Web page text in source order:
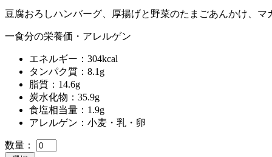
豆腐おろしハンバーグ、厚揚げと野菜のたまごあんかけ、マ
一食分の栄養価・アレルゲン
エネルギー：304kcal
タンパク質：8.1g
脂質：14.6g
炭水化物：35.9g
食塩相当量：1.9g
アレルゲン：小麦・乳・卵
数量：